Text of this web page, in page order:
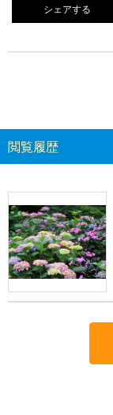
シェアする
閲覧履歴